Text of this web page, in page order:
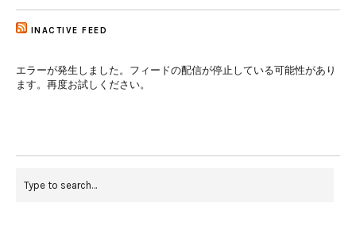
INACTIVE FEED
エラーが発生しました。フィードの配信が停止している可能性があり
ます。再度お試しください。